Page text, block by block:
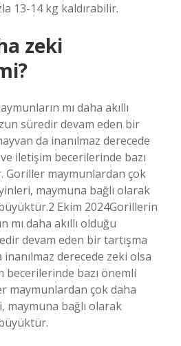
13-14 kg kaldırabilir.
zeki
mı daha akıllı
süredir devam eden bir
da inanılmaz derecede
iletişim becerilerinde bazı
Goriller maymunlardan çok
maymuna bağlı olarak
Ekim 2024Gorillerin
mı daha akıllı olduğu
devam eden bir tartışma
derecede zeki olsa
becerilerinde bazı önemli
maymunlardan çok daha
bağlı olarak